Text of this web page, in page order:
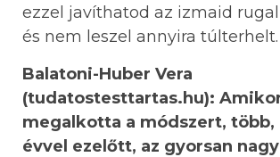
ezzel javíthatod az izmaid
és nem leszel annyira túlterhelt.
Balatoni-Huber Vera
(tudatostesttartas.hu):
megalkotta a módszert, több,
évvel ezelőtt, az gyorsan